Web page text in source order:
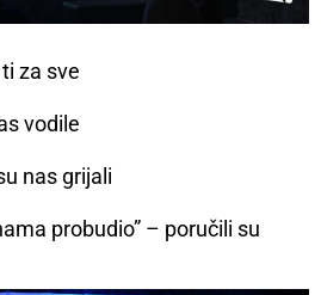
za sve
vodile
nas grijali
probudio” – poručili su